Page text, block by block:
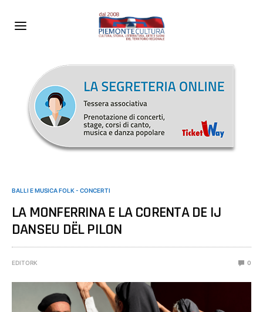
BALLI E MUSICA FOLK - CONCERTI
LA MONFERRINA E LA CORENTA DE IJ
DANSEU DËL PILON
EDITORK 0